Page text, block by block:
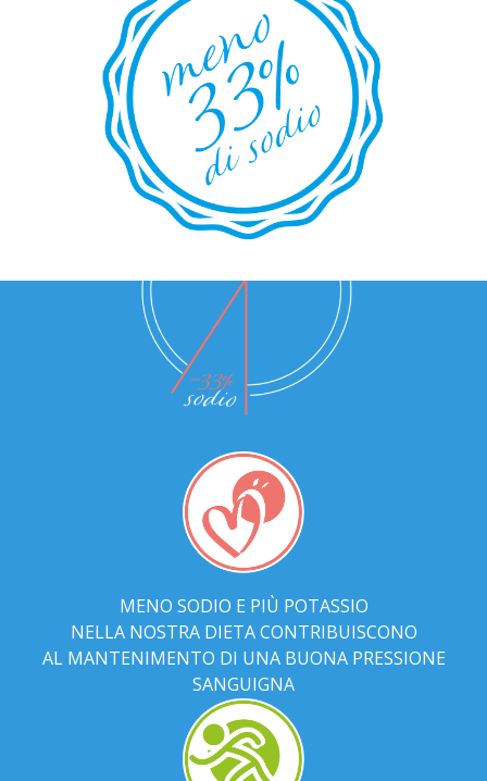
MENO SODIO E PIÙ POTASSIO
NELLA NOSTRA DIETA CONTRIBUISCONO
AL MANTENIMENTO DI UNA BUONA PRESSIONE
SANGUIGNA